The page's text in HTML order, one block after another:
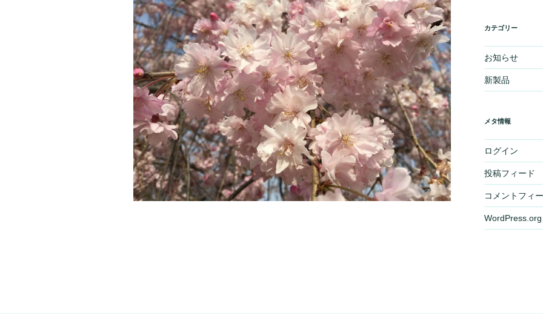
カテゴリー
お知らせ
新製品
メタ情報
ログイン
投稿フィード
コメントフィ
WordPress.org